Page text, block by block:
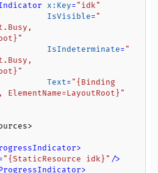
x:Key="idk"
IsVisible="
IsIndeterminate="
Text="{Binding
ElementName=LayoutRoot}"
>
>
"{StaticResource idk}" />
>